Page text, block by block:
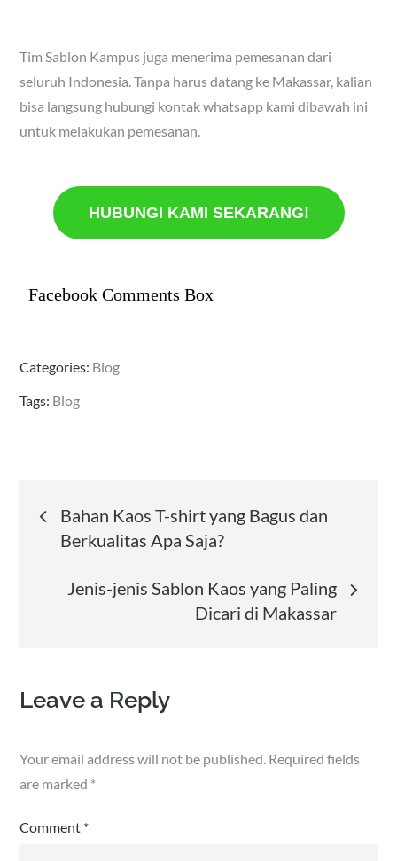
Tim Sablon Kampus juga menerima pemesanan dari
seluruh Indonesia. Tanpa harus datang ke Makassar, kalian
bisa langsung hubungi kontak whatsapp kami dibawah ini
untuk melakukan pemesanan.
HUBUNGI KAMI SEKARANG!
Facebook Comments Box
Categories: Blog
Tags: Blog
Post
navigation
Bahan Kaos T-shirt yang Bagus dan
Berkualitas Apa Saja?
Jenis-jenis Sablon Kaos yang Paling
Dicari di Makassar
Leave a Reply
Your email address will not be published. Required fields
are marked *
Comment *